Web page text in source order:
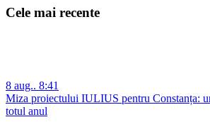
Cele mai recente
8 aug.. 8:41
Miza proiectului IULIUS pentru Constanța:
totul anul